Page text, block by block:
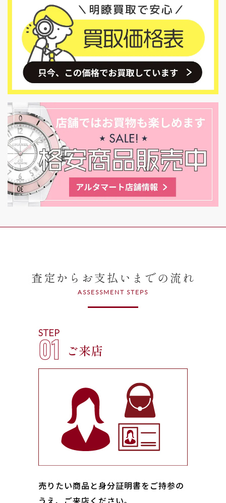
査定からお支払いまでの流れ
ASSESSMENT STEPS
STEP
01 ご来店
売りたい商品と身分証明書をご持参の
うえ、ご来店ください｡